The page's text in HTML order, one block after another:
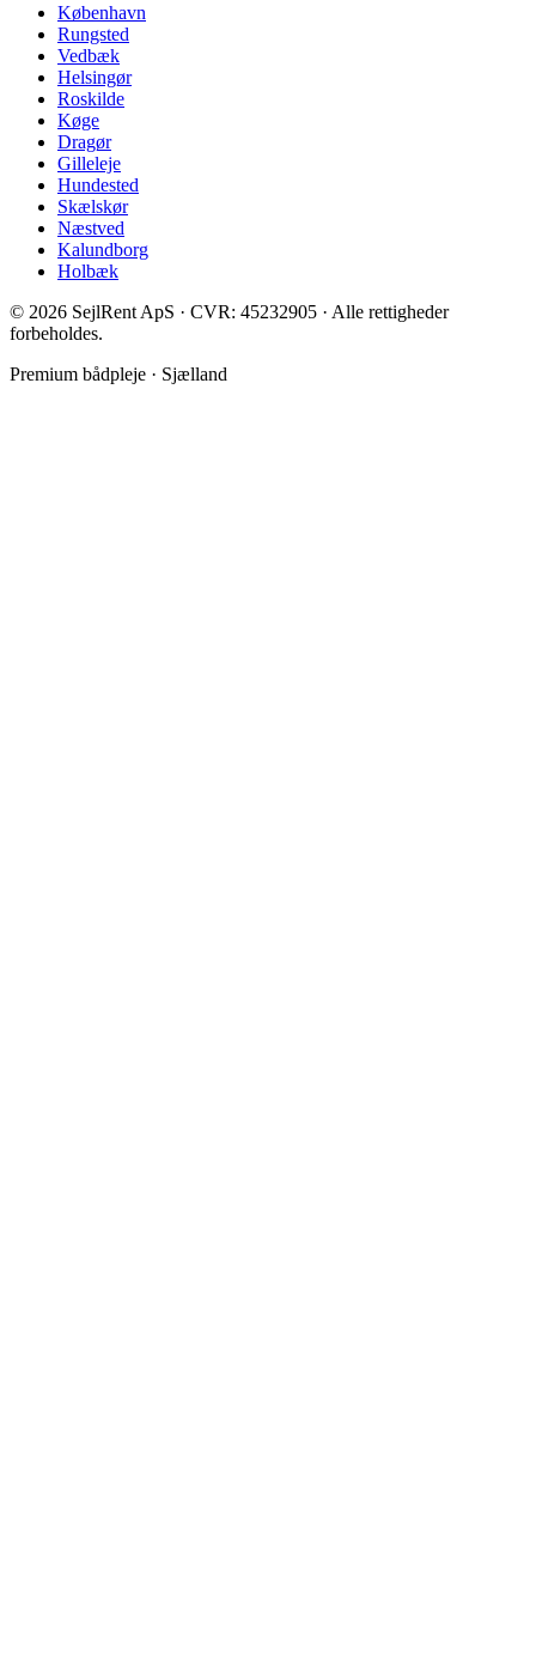
København
Rungsted
Vedbæk
Helsingør
Roskilde
Køge
Dragør
Gilleleje
Hundested
Skælskør
Næstved
Kalundborg
Holbæk
© 2026 SejlRent ApS · CVR: 45232905 · Alle rettigheder
forbeholdes.
Premium bådpleje · Sjælland